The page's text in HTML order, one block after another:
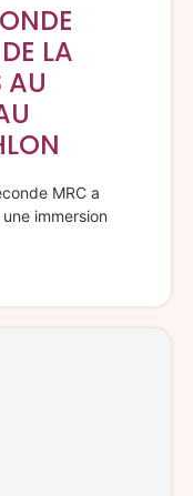
LA
AU
MRC a
immersion